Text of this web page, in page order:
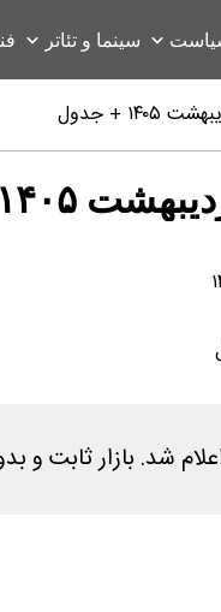
سینما و تئاتر